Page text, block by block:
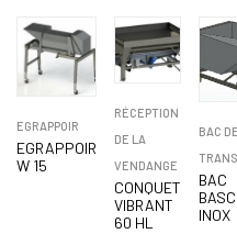
EGRAPPOIR
EGRAPPOIR
W 15
RÉCEPTION
DE LA
VENDANGE
CONQUET
VIBRANT
60 HL
BAC DE
BAC
INOX